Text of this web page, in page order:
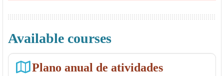
Available courses
Plano anual de atividades